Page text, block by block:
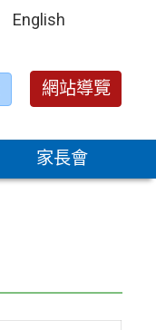
English
網站導覽
家長會